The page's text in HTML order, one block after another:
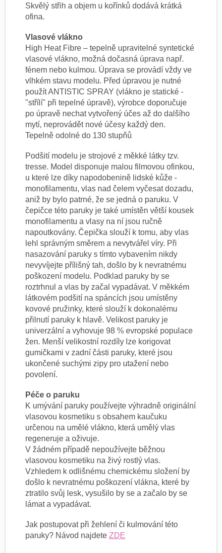
Skvělý střih a objem u kořínků dodává krátká
ofina.
Vlasové vlákno
High Heat Fibre – tepelně upravitelné syntetické
vlasové vlákno, možná dočasná úprava např.
fénem nebo kulmou. Úprava se provádí vždy ve
vlhkém stavu modelu. Před úpravou je nutné
použít ANTISTIC SPRAY (vlákno je statické -
"střílí" při tepelné úpravě), výrobce doporučuje
po úpravě nechat vytvořený účes až do dalšího
mytí, neprovádět nové účesy každý den.
Tepelně odolné do 130 stupňů
Podšití modelu je strojové z měkké látky tzv.
tresse. Model disponuje malou filmovou ofinkou,
u které lze díky napodobenině lidské kůže -
monofilamentu, vlas nad čelem vyčesat dozadu,
aniž by bylo patrné, že se jedná o paruku. V
čepičce této paruky je také umístěn větší kousek
monofilamentu a vlasy na ní jsou ručně
napoutkovány. Čepička slouží k tomu, aby vlas
lehl správným směrem a nevytvářel víry. Při
nasazování paruky s tímto vybavením nikdy
nevyvíjejte přílišný tah, došlo by k nevratnému
poškození modelu. Podklad paruky by se
roztrhnul a vlas by začal vypadávat. V měkkém
látkovém podšití na spáncích jsou umístěny
kovové pružinky, které slouží k dokonalému
přilnutí paruky k hlavě. Velikost paruky je
univerzální a vyhovuje 98 % evropské populace
žen. Menší velikostní rozdíly lze korigovat
gumičkami v zadní části paruky, které jsou
ukončené suchými zipy pro utažení nebo
povolení.
Péče o paruku
K umývání paruky používejte výhradně originální
vlasovou kosmetiku s obsahem kaučuku
určenou na umělé vlákno, která umělý vlas
regeneruje a oživuje.
V žádném případě nepoužívejte běžnou
vlasovou kosmetiku na živý rostlý vlas.
Vzhledem k odlišnému chemickému složení by
došlo k nevratnému poškození vlákna, které by
ztratilo svůj lesk, vysušilo by se a začalo by se
lámat a vypadávat.
Jak postupovat při žehlení či kulmování této
paruky? Návod najdete ZDE